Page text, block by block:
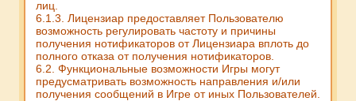
лиц.
6.1.3. Лицензиар предоставляет Пользователю
возможность регулировать частоту и причины
получения нотификаторов от Лицензиара вплоть до
полного отказа от получения нотификаторов.
6.2. Функциональные возможности Игры могут
предусматривать возможность направления и/или
получения сообщений в Игре от иных Пользователей.